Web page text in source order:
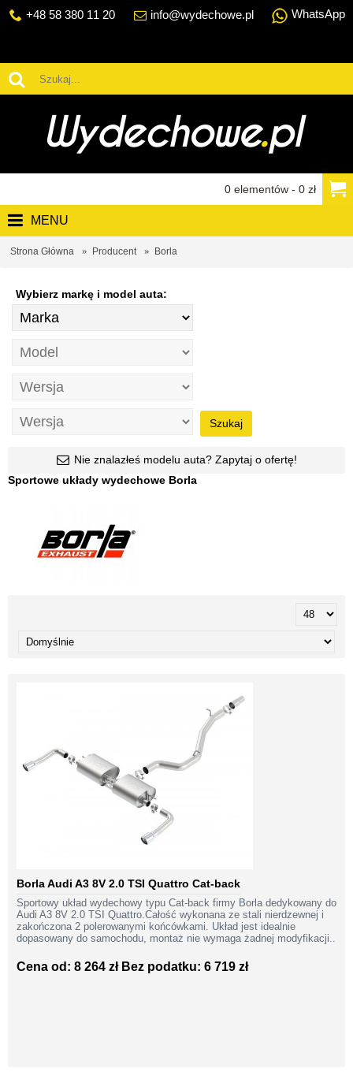
+48 58 380 11 20 info@wydechowe.pl WhatsApp
0 elementów - 0 zł
MENU
Strona Główna Producent Borla
Wybierz markę i model auta:
Szukaj
Nie znalazłeś modelu auta? Zapytaj o ofertę!
Sportowe układy wydechowe Borla
Borla Audi A3 8V 2.0 TSI Quattro Cat-back
Sportowy układ wydechowy typu Cat-back firmy Borla dedykowany do
Audi A3 8V 2.0 TSI Quattro.Całość wykonana ze stali nierdzewnej i
zakończona 2 polerowanymi końcówkami. Układ jest idealnie
dopasowany do samochodu, montaż nie wymaga żadnej modyfikacji..
Cena od: 8 264 zł Bez podatku: 6 719 zł